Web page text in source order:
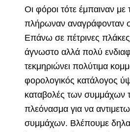
Οι φόροι τότε έμπαιναν
πλήρωναν αναγράφονταν
Επάνω σε πέτρινες
άγνωστο αλλά πολύ
τεκμηριώνει πολύτιμα
φορολογικός κατάλογος
καταβολές των συμμάχων
πλεόνασμα για να
συμμάχων. Βλέπουμε